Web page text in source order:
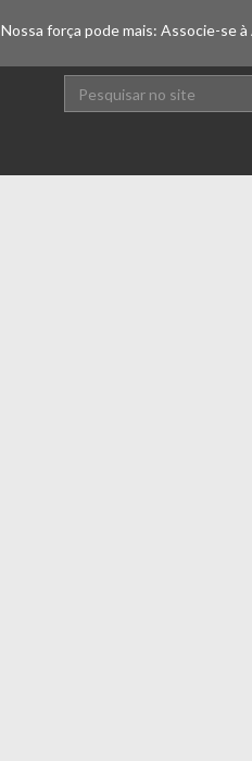
Nossa força pode mais: Associe-se à